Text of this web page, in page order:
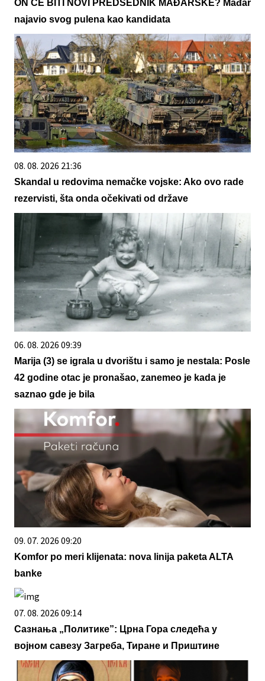
ON ĆE BITI NOVI PREDSEDNIK MAĐARSKE? Mađar
najavio svog pulena kao kandidata
08. 08. 2026 21:36
Skandal u redovima nemačke vojske: Ako ovo rade
rezervisti, šta onda očekivati od države
06. 08. 2026 09:39
Marija (3) se igrala u dvorištu i samo je nestala: Posle
42 godine otac je pronašao, zanemeo je kada je
saznao gde je bila
09. 07. 2026 09:20
Komfor po meri klijenata: nova linija paketa ALTA
banke
07. 08. 2026 09:14
Сазнања „Политике”: Црна Гора следећа у
војном савезу Загреба, Тиране и Приштине